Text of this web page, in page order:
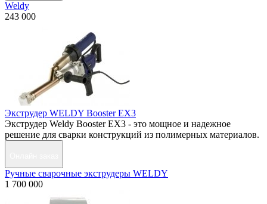
Weldy
243 000
Экструдер WELDY Booster EX3
Экструдер Weldy Booster EX3 - это мощное и надежное
решение для сварки конструкций из полимерных материалов.
Ручные сварочные экструдеры WELDY
1 700 000